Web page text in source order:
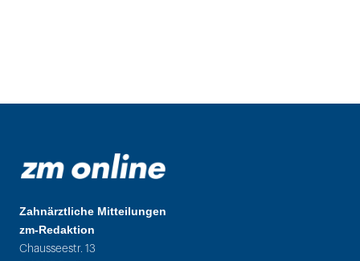
Zahnärztliche Mitteilungen
zm-Redaktion
Chausseestr. 13